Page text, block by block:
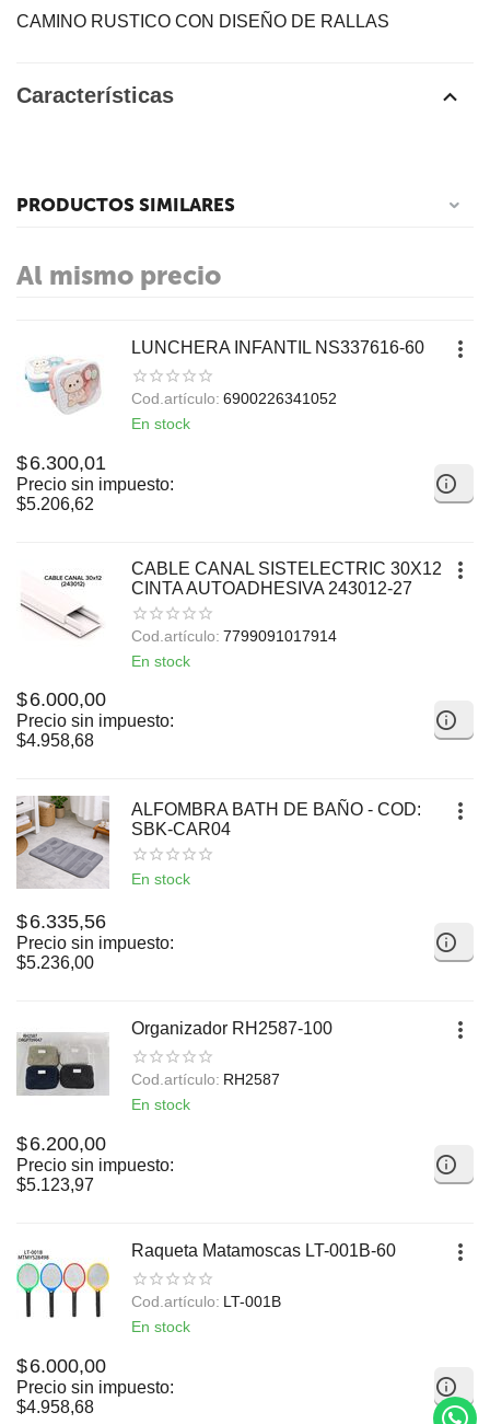
CAMINO RUSTICO CON DISEÑO DE RALLAS
Características
PRODUCTOS SIMILARES
Al mismo precio
LUNCHERA INFANTIL NS337616-60
Cod.artículo: 6900226341052
En stock
$6.300,01
Precio sin impuesto:
$5.206,62
CABLE CANAL SISTELECTRIC 30X12
CINTA AUTOADHESIVA 243012-27
Cod.artículo: 7799091017914
En stock
$6.000,00
Precio sin impuesto:
$4.958,68
ALFOMBRA BATH DE BAÑO - COD:
SBK-CAR04
En stock
$6.335,56
Precio sin impuesto:
$5.236,00
Organizador RH2587-100
Cod.artículo: RH2587
En stock
$6.200,00
Precio sin impuesto:
$5.123,97
Raqueta Matamoscas LT-001B-60
Cod.artículo: LT-001B
En stock
$6.000,00
Precio sin impuesto:
$4.958,68